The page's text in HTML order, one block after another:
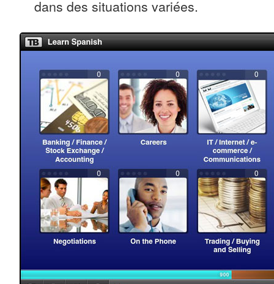
dans des situations variées.